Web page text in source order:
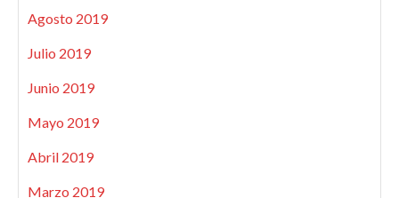
Agosto 2019
Julio 2019
Junio 2019
Mayo 2019
Abril 2019
Marzo 2019